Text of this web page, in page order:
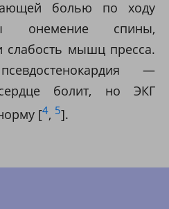
болью по ходу
онемение спины,
слабость мышц пресса.
—
болит, но ЭКГ
[4, 5].